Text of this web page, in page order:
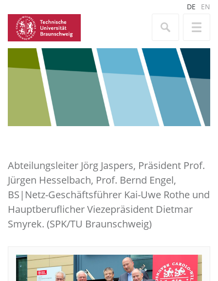
DE EN
Abteilungsleiter Jörg Jaspers, Präsident Prof.
Jürgen Hesselbach, Prof. Bernd Engel,
BS|Netz-Geschäftsführer Kai-Uwe Rothe und
Hauptberuflicher Viezepräsident Dietmar
Smyrek. (SPK/TU Braunschweig)